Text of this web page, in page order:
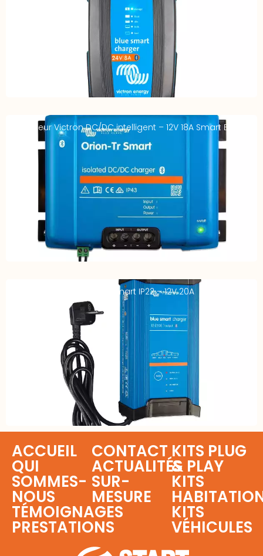
Chargeur Victron DC/DC intelligent – 12V 18A Smart Buck
Chargeur VICTRON Blue Smart IP22 – 12V 20A
ACCUEIL
QUI
SOMMES-
NOUS
TÉMOIGNAGES
PRESTATIONS
CONTACT
ACTUALITÉS
SUR-
MESURE
KITS PLUG
& PLAY
KITS
KITS
VÉHICULES